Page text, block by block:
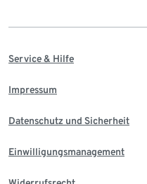
Service & Hilfe
Impressum
Datenschutz und Sicherheit
Einwilligungsmanagement